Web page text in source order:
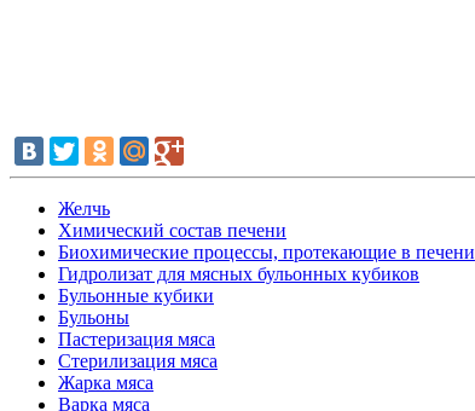
Желчь
Химический состав печени
Биохимические процессы, протекающие в печени
Гидролизат для мясных бульонных кубиков
Бульонные кубики
Бульоны
Пастеризация мяса
Стерилизация мяса
Жарка мяса
Варка мяса